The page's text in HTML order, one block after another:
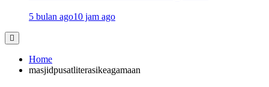
5 bulan ago10 jam ago
Home
masjidpusatliterasikeagamaan